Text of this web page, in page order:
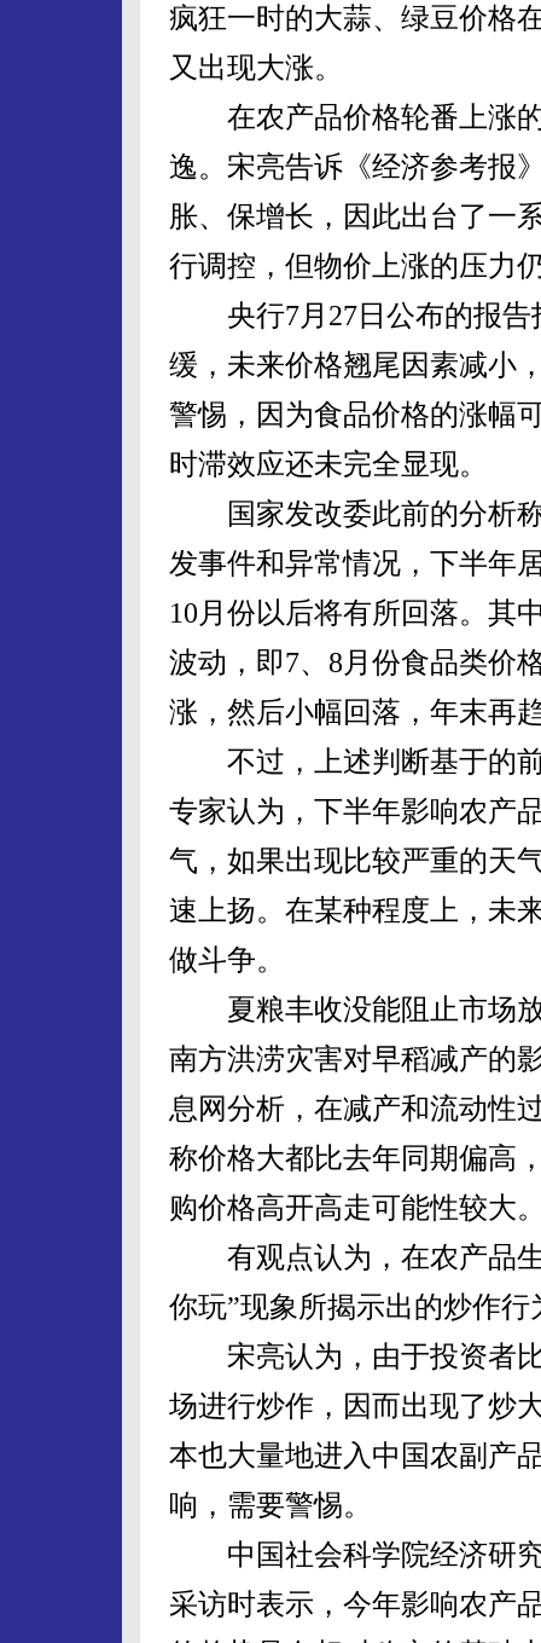
疯狂一时的大蒜、绿豆价格
又出现大涨。
在农产品价格轮番上涨的
逸。宋亮告诉《经济参考报
胀、保增长，因此出台了一
行调控，但物价上涨的压力
央行7月27日公布的报告
缓，未来价格翘尾因素减小
警惕，因为食品价格的涨幅
时滞效应还未完全显现。
国家发改委此前的分析称
发事件和异常情况，下半年
10月份以后将有所回落。其
波动，即7、8月份食品类价
涨，然后小幅回落，年末再
不过，上述判断基于的前
专家认为，下半年影响农产
气，如果出现比较严重的天
速上扬。在某种程度上，未
做斗争。
夏粮丰收没能阻止市场放
南方洪涝灾害对早稻减产的
息网分析，在减产和流动性
称价格大都比去年同期偏高
购价格高开高走可能性较大
有观点认为，在农产品生
你玩”现象所揭示出的炒作
宋亮认为，由于投资者比
场进行炒作，因而出现了炒
本也大量地进入中国农副产
响，需要警惕。
中国社会科学院经济研究
采访时表示，今年影响农产